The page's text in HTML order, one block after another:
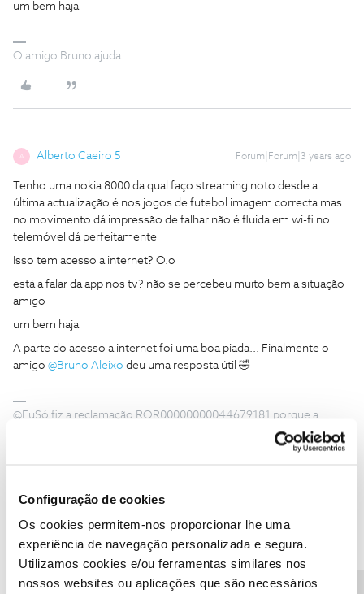
Configuração de cookies
Os cookies permitem-nos proporcionar lhe uma
experiência de navegação personalizada e segura.
Utilizamos cookies e/ou ferramentas similares nos
nossos websites ou aplicações que são necessários
um bem haja
O amigo Bruno ajuda
A Alberto Caeiro 5 Forum|Forum|3 years ago
Tenho uma nokia 8000 da qual faço streaming noto desde a
última actualização é nos jogos de futebol imagem correcta mas
no movimento dá impressão de falhar não é fluida em wi-fi no
telemóvel dá perfeitamente
Isso tem acesso a internet? O.o
está a falar da app nos tv? não se percebeu muito bem a situação
amigo
um bem haja
A parte do acesso a internet foi uma boa piada... Finalmente o
amigo @Bruno Aleixo deu uma resposta útil 🤣
@EuSó fiz a reclamação ROR00000000044679181 porque a
Tsousa24
Boas